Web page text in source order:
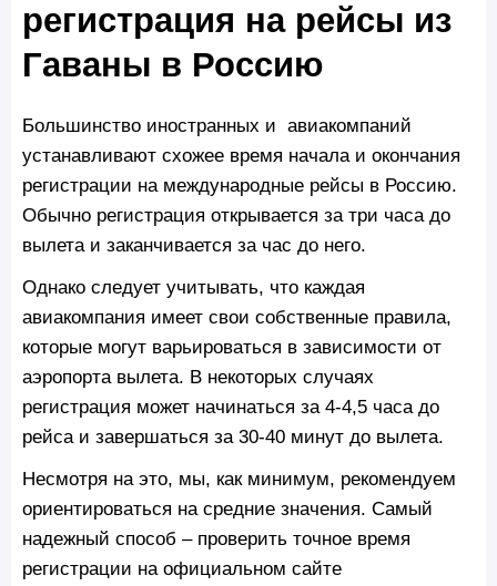
регистрация на рейсы из
Гаваны в Россию
Большинство иностранных и авиакомпаний
устанавливают схожее время начала и окончания
регистрации на международные рейсы в Россию.
Обычно регистрация открывается за три часа до
вылета и заканчивается за час до него.
Однако следует учитывать, что каждая
авиакомпания имеет свои собственные правила,
которые могут варьироваться в зависимости от
аэропорта вылета. В некоторых случаях
регистрация может начинаться за 4-4,5 часа до
рейса и завершаться за 30-40 минут до вылета.
Несмотря на это, мы, как минимум, рекомендуем
ориентироваться на средние значения. Самый
надежный способ – проверить точное время
регистрации на официальном сайте